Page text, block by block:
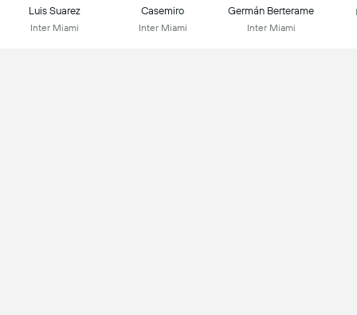
Luis Suarez
Inter Miami
Casemiro
Inter Miami
Germán Berterame
Inter Miami